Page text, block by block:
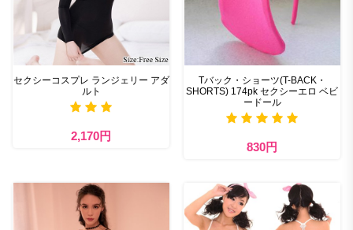
セクシーコスプレ ランジェリー アダ
ルト
2,170円
Tバック・ショーツ(T-BACK・
SHORTS) 174pk セクシーエロ ベビ
ードール
830円